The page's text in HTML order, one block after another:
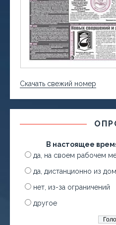
Скачать свежий номер
В настоящее
да, на своем рабочем
да, дистанционно из
нет, из-за ограничений
другое